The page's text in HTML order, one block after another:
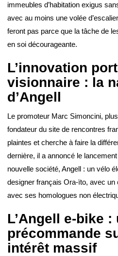
immeubles d’habitation exigus
avec au moins une volée
feront pas parce que la tâche de
en soi décourageante.
L’innovation
visionnaire : la
d’Angell
Le promoteur Marc Simoncini,
fondateur du site de rencontres
plaintes et cherche à faire la
dernière, il a annoncé le
nouvelle société, Angell : un vélo
designer français Ora-ïto, avec un
avec ses homologues non
L’Angell e-bike
précommande
intérêt massif